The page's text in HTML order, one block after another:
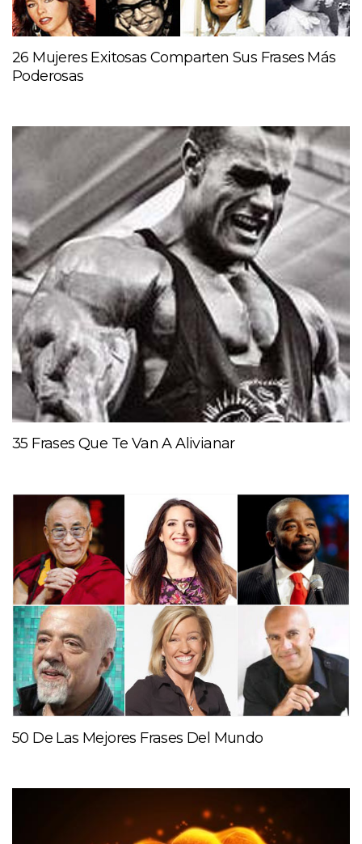
26 Mujeres Exitosas Comparten Sus Frases Más
Poderosas
35 Frases Que Te Van A Alivianar
50 De Las Mejores Frases Del Mundo